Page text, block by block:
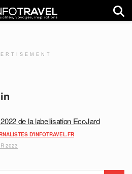
de la labellisation EcoJard
D'INFOTRAVEL.FR
2023